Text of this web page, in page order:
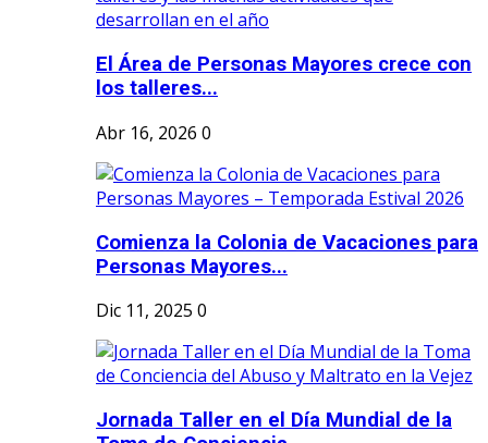
El Área de Personas Mayores crece con
los talleres...
Abr 16, 2026 0
Comienza la Colonia de Vacaciones para
Personas Mayores...
Dic 11, 2025 0
Jornada Taller en el Día Mundial de la